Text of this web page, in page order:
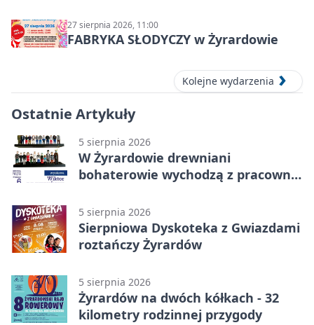
27 sierpnia 2026, 11:00
FABRYKA SŁODYCZY w Żyrardowie
Kolejne wydarzenia
Ostatnie Artykuły
5 sierpnia 2026
W Żyrardowie drewniani
bohaterowie wychodzą z pracowni
5 sierpnia 2026
Sierpniowa Dyskoteka z Gwiazdami
roztańczy Żyrardów
5 sierpnia 2026
Żyrardów na dwóch kółkach - 32
kilometry rodzinnej przygody